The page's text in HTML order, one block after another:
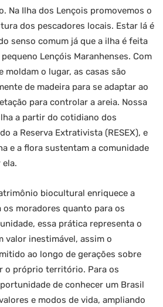
Na Ilha dos Lençois promovemos o
dos pescadores locais. Estar lá é
senso comum já que a ilha é feita
Lençóis Maranhenses. Com
o lugar, as casas são
de madeira para se adaptar ao
para controlar a areia. Nossa
a partir do cotidiano dos
a Reserva Extrativista (RESEX), e
e a flora sustentam a comunidade
biocultural enriquece a
moradores quanto para os
essa prática representa o
valor inestimável, assim o
ao longo de gerações sobre
o próprio território. Para os
de conhecer um Brasil
e modos de vida, ampliando